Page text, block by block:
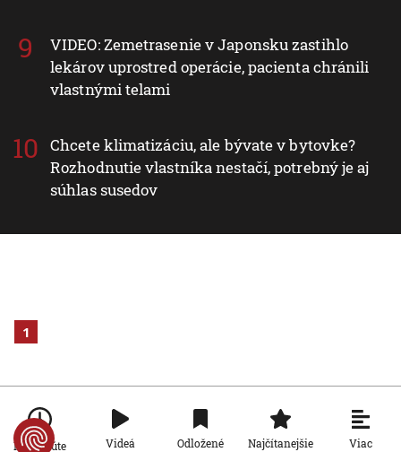
VIDEO: Zemetrasenie v Japonsku zastihlo
lekárov uprostred operácie, pacienta chránili
vlastnými telami
Chcete klimatizáciu, ale bývate v bytovke?
Rozhodnutie vlastníka nestačí, potrebný je aj
súhlas susedov
1
Po minúte Videá Odložené Najčítanejšie Viac